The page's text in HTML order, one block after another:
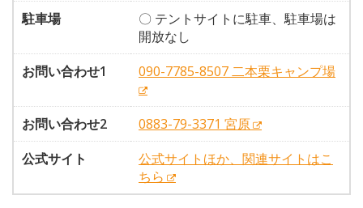
駐車場
〇 テントサイトに駐車、駐車場は
開放なし
お問い合わせ1
090-7785-8507 二本栗キャンプ場
お問い合わせ2
0883-79-3371 宮原
公式サイト
公式サイトほか、関連サイトはこ
ちら